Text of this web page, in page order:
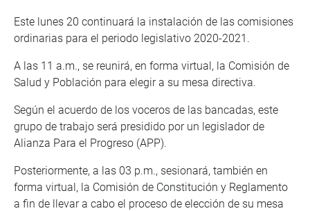
Este lunes 20 continuará la instalación de las comisiones
ordinarias para el periodo legislativo 2020-2021.
A las 11 a.m., se reunirá, en forma virtual, la Comisión de
Salud y Población para elegir a su mesa directiva.
Según el acuerdo de los voceros de las bancadas, este
grupo de trabajo será presidido por un legislador de
Alianza Para el Progreso (APP).
Posteriormente, a las 03 p.m., sesionará, también en
forma virtual, la Comisión de Constitución y Reglamento
a fin de llevar a cabo el proceso de elección de su mesa